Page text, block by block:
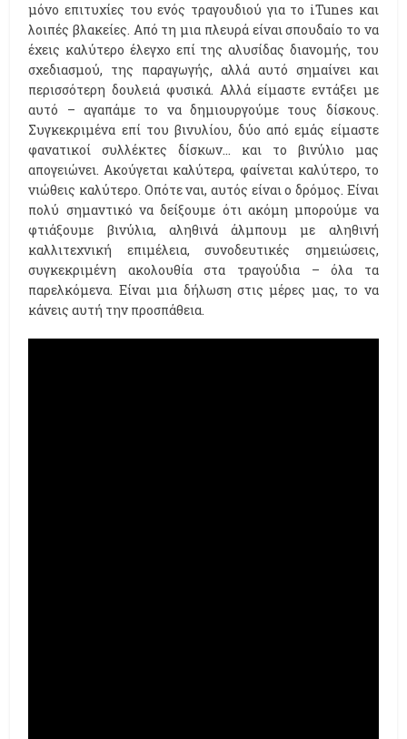
μόνο επιτυχίες του ενός τραγουδιού για το iTunes και
λοιπές βλακείες. Από τη μια πλευρά είναι σπουδαίο το να
έχεις καλύτερο έλεγχο επί της αλυσίδας διανομής, του
σχεδιασμού, της παραγωγής, αλλά αυτό σημαίνει και
περισσότερη δουλειά φυσικά. Αλλά είμαστε εντάξει με
αυτό – αγαπάμε το να δημιουργούμε τους δίσκους.
Συγκεκριμένα επί του βινυλίου, δύο από εμάς είμαστε
φανατικοί συλλέκτες δίσκων… και το βινύλιο μας
απογειώνει. Ακούγεται καλύτερα, φαίνεται καλύτερο, το
νιώθεις καλύτερο. Οπότε ναι, αυτός είναι ο δρόμος. Είναι
πολύ σημαντικό να δείξουμε ότι ακόμη μπορούμε να
φτιάξουμε βινύλια, αληθινά άλμπουμ με αληθινή
καλλιτεχνική επιμέλεια, συνοδευτικές σημειώσεις,
συγκεκριμένη ακολουθία στα τραγούδια – όλα τα
παρελκόμενα. Είναι μια δήλωση στις μέρες μας, το να
κάνεις αυτή την προσπάθεια.